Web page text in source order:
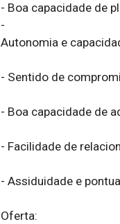
- Boa capacidade de
-
Autonomia e
- Sentido de
- Boa capacidade de
- Facilidade de
- Assiduidade e
Oferta: